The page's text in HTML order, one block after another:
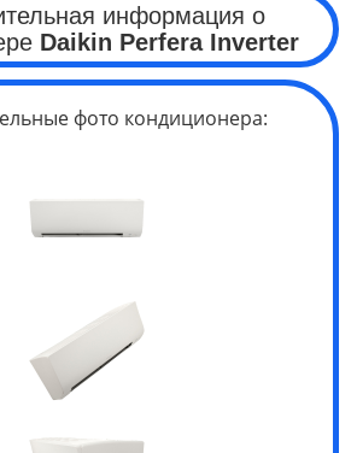
информация о
Daikin Perfera Inverter
фото кондиционера: